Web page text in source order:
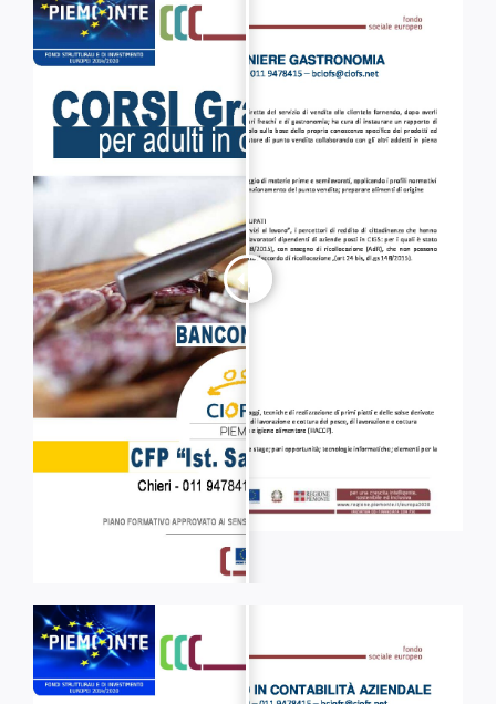
Servizi alle imprese
Richiedi informazioni